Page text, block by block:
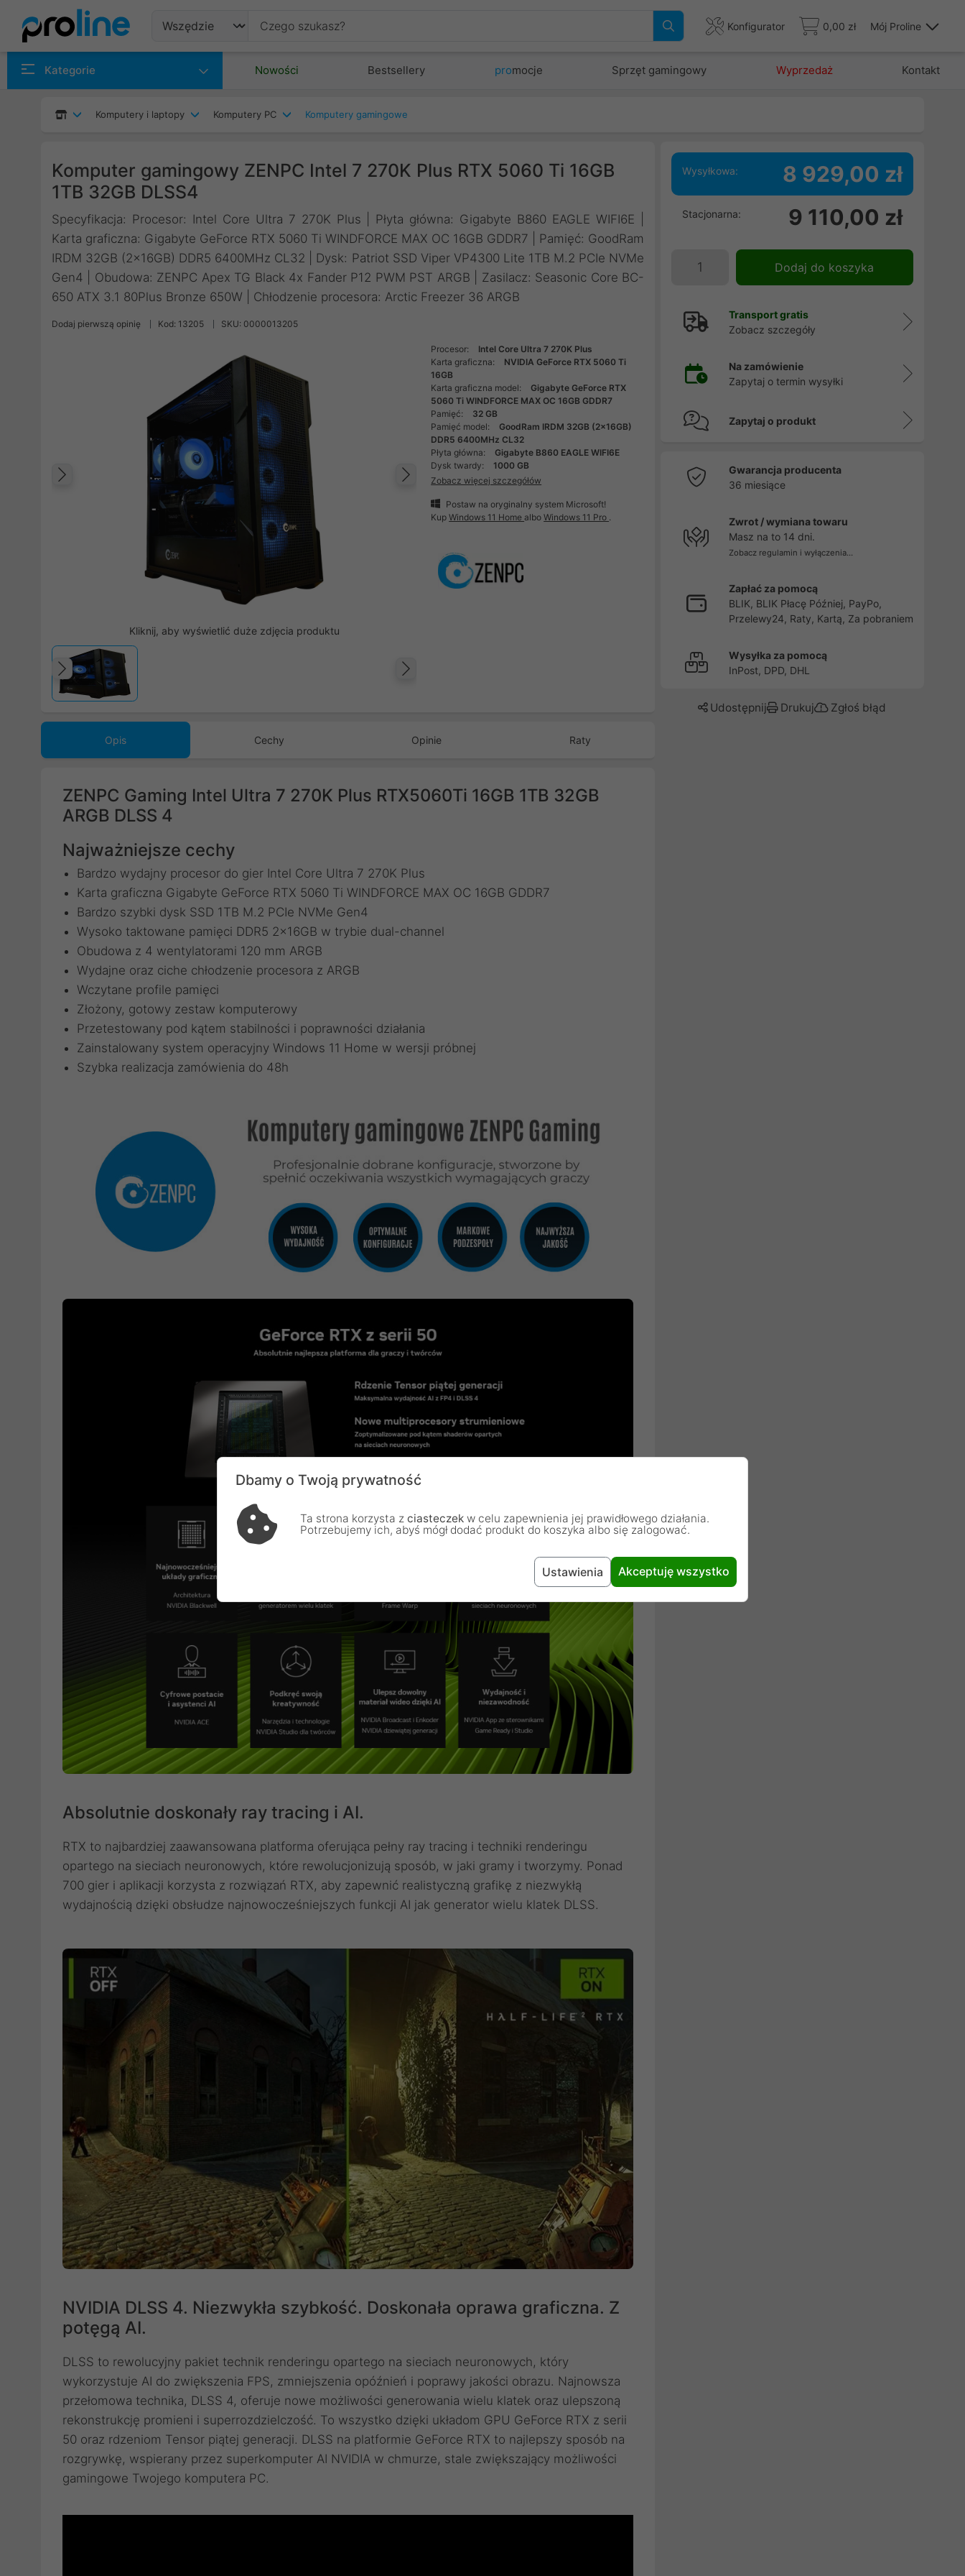
Konfigurator 0,00 zł Mój Proline
Kategorie Nowości Bestsellery promocje Sprzęt gamingowy Wyprzedaż Kontakt
Komputery i laptopy Komputery PC Komputery gamingowe
Komputer gamingowy ZENPC Intel 7 270K Plus RTX 5060 Ti 16GB
1TB 32GB DLSS4
Specyfikacja: Procesor: Intel Core Ultra 7 270K Plus | Płyta główna: Gigabyte B860 EAGLE WIFI6E |
Karta graficzna: Gigabyte GeForce RTX 5060 Ti WINDFORCE MAX OC 16GB GDDR7 | Pamięć: GoodRam
IRDM 32GB (2x16GB) DDR5 6400MHz CL32 | Dysk: Patriot SSD Viper VP4300 Lite 1TB M.2 PCIe NVMe
Gen4 | Obudowa: ZENPC Apex TG Black 4x Fander P12 PWM PST ARGB | Zasilacz: Seasonic Core BC-
650 ATX 3.1 80Plus Bronze 650W | Chłodzenie procesora: Arctic Freezer 36 ARGB
Dodaj pierwszą opinię Kod: 13205 SKU: 0000013205
Następny
Poprzedni
Kliknij, aby wyświetlić duże zdjęcia produktu
Poprzedni
Procesor:
Intel Core Ultra 7 270K Plus
Karta graficzna:
NVIDIA GeForce RTX 5060 Ti
16GB
Karta graficzna model:
Gigabyte GeForce RTX
5060 Ti WINDFORCE MAX OC 16GB GDDR7
Pamięć:
32 GB
Pamięć model:
GoodRam IRDM 32GB (2x16GB)
DDR5 6400MHz CL32
Płyta główna:
Gigabyte B860 EAGLE WIFI6E
Dysk twardy:
1000 GB
Zobacz więcej szczegółów
Postaw na oryginalny system Microsoft!
KupWindows 11 HomealboWindows 11 Pro .
Opis Cechy Opinie Raty
ZENPC Gaming Intel Ultra 7 270K Plus RTX5060Ti 16GB 1TB 32GB
ARGB DLSS 4
Najważniejsze cechy
Bardzo wydajny procesor do gier Intel Core Ultra 7 270K Plus
Karta graficzna Gigabyte GeForce RTX 5060 Ti WINDFORCE MAX OC 16GB GDDR7
Bardzo szybki dysk SSD 1TB M.2 PCIe NVMe Gen4
Wysoko taktowane pamięci DDR5 2x16GB w trybie dual-channel
Obudowa z 4 wentylatorami 120 mm ARGB
Wydajne oraz ciche chłodzenie procesora z ARGB
Wczytane profile pamięci
Złożony, gotowy zestaw komputerowy
Przetestowany pod kątem stabilności i poprawności działania
Zainstalowany system operacyjny Windows 11 Home w wersji próbnej
Szybka realizacja zamówienia do 48h
Absolutnie doskonały ray tracing i AI.
RTX to najbardziej zaawansowana platforma oferująca pełny ray tracing i techniki renderingu
opartego na sieciach neuronowych, które rewolucjonizują sposób, w jaki gramy i tworzymy. Ponad
700 gier i aplikacji korzysta z rozwiązań RTX, aby zapewnić realistyczną grafikę z niezwykłą
wydajnością dzięki obsłudze najnowocześniejszych funkcji AI jak generator wielu klatek DLSS.
NVIDIA DLSS 4. Niezwykła szybkość. Doskonała oprawa graficzna. Z
potęgą AI.
DLSS to rewolucyjny pakiet technik renderingu opartego na sieciach neuronowych, który
wykorzystuje AI do zwiększenia FPS, zmniejszenia opóźnień i poprawy jakości obrazu. ‌Najnowsza
przełomowa technika, DLSS 4, oferuje nowe możliwości generowania wielu klatek oraz ulepszoną
rekonstrukcję promieni i superrozdzielczość. To wszystko dzięki układom GPU GeForce RTX z serii
50 oraz rdzeniom Tensor piątej generacji. DLSS na platformie GeForce RTX to najlepszy sposób na
rozgrywkę, wspierany przez superkomputer AI NVIDIA w chmurze, stale zwiększający możliwości
gamingowe Twojego komputera PC.
Wysyłkowa: 8 929,00 zł
Stacjonarna: 9 110,00 zł
Dodaj do koszyka
Transport gratis
Zobacz szczegóły
Na zamówienie
Zapytaj o termin wysyłki
Zapytaj o produkt
Gwarancja producenta
36 miesiące
Zwrot / wymiana towaru
Masz na to 14 dni.
Zobacz regulamin i wyłączenia...
Zapłać za pomocą
BLIK, BLIK Płacę Później, PayPo,
Przelewy24, Raty, Kartą, Za pobraniem
Wysyłka za pomocą
InPost, DPD, DHL
Udostępnij Drukuj Zgłoś błąd
Dbamy o Twoją prywatność
Ta strona korzysta z ciasteczek w celu zapewnienia jej prawidłowego działania.
Potrzebujemy ich, abyś mógł dodać produkt do koszyka albo się zalogować.
Ustawienia Akceptuję wszystko